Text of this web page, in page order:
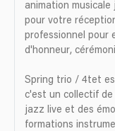
animation
pour votre
professionnel pour
d'honneur,
Spring trio / 4tet est membre de Jazz Xtet Organisation :
c'est un collectif de
jazz live et des
formations